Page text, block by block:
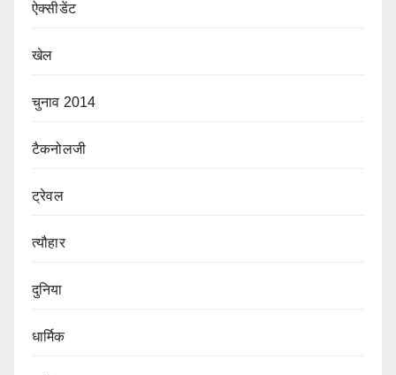
ऐक्सीडेंट
खेल
चुनाव 2014
टैकनोलजी
ट्रेवल
त्यौहार
दुनिया
धार्मिक